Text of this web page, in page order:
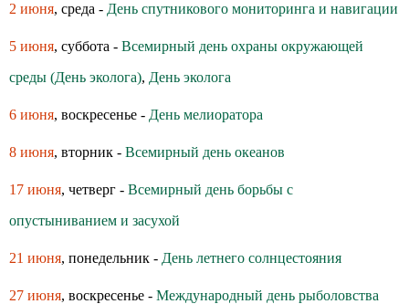
2 июня, среда - День спутникового мониторинга и навигации
5 июня, суббота - Всемирный день охраны окружающей
среды (День эколога), День эколога
6 июня, воскресенье - День мелиоратора
8 июня, вторник - Всемирный день океанов
17 июня, четверг - Всемирный день борьбы с
опустыниванием и засухой
21 июня, понедельник - День летнего солнцестояния
27 июня, воскресенье - Международный день рыболовства